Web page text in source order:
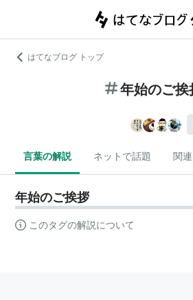
はてなブログ トップ
年始のご挨
言葉の解説 ネットで話題 関
年始のご挨拶
このタグの解説について